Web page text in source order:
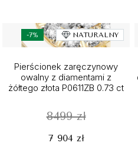
-7% NATURALNY
Pierścionek zaręczynowy
owalny z diamentami z
żółtego złota P0611ZB 0.73 ct
8499 zł
7 904 zł